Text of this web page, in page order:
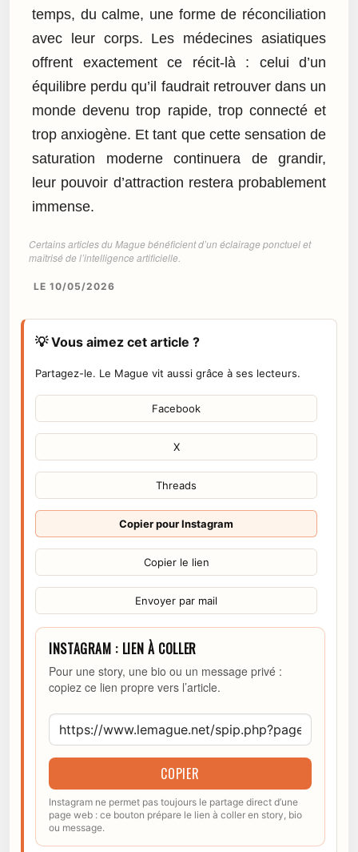
temps, du calme, une forme de réconciliation
avec leur corps. Les médecines asiatiques
offrent exactement ce récit-là : celui d’un
équilibre perdu qu’il faudrait retrouver dans un
monde devenu trop rapide, trop connecté et
trop anxiogène. Et tant que cette sensation de
saturation moderne continuera de grandir,
leur pouvoir d’attraction restera probablement
immense.
Certains articles du Mague bénéficient d’un éclairage ponctuel et
maîtrisé de l’intelligence artificielle.
LE 10/05/2026
💡 Vous aimez cet article ?
Partagez-le. Le Mague vit aussi grâce à ses lecteurs.
Facebook
X
Threads
Copier pour Instagram
Copier le lien
Envoyer par mail
INSTAGRAM : LIEN À COLLER
Pour une story, une bio ou un message privé :
copiez ce lien propre vers l’article.
COPIER
Instagram ne permet pas toujours le partage direct d’une
page web : ce bouton prépare le lien à coller en story, bio
ou message.